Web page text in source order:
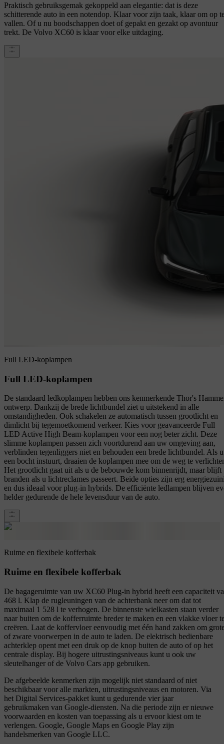
Praktisch gebruiksgemak gekoppeld aan elegantie: dat is deze
schitterende auto in een notendop. Klaar voor zijn taak, klaar om op
vallen. Of u nu boodschappen doet of gepakt en gezakt op avontuur
trekt. De Volvo XC60 is klaar voor elke uitdaging.
Full LED-koplampen
Full LED-koplampen
De standaard ledkoplampen hebben ons kenmerkende Thor's
ontwerp. Dankzij de brede lichtbundel ziet u uitstekend in alle
omstandigheden. Ook schakelen ze automatisch tussen grootlicht en
dimlicht bij tegemoetkomend verkeer. Kies voor geavanceerde Full
LED Active High Beam-koplampen voor een nog beter zicht. Deze
slimme koplampen passen zich voortdurend aan uw omgeving aan,
verblinden tegenliggers niet en behouden een brede lichtbundel. Als u
een bocht instuurt, draaien de koplampen mee om de weg te
Het grootlicht gaat uit als u de bebouwde kom binnenrijdt, maar blijft
branden als u lichtreclames passeert. Beide opties zijn erg
en dus ideaal voor plug-in hybrids. De efficiënte ledlampen blijven
helder gedurende de hele levensduur van de auto.
Ruime en flexibele kofferbak
Ruime en flexibele kofferbak
De bagageruimte van uw XC60 Plug-in hybrid heeft een capaciteit
468 l. Klap de rugleuningen van de achterbank neer om dat tot
maximaal 1 528 l te verhogen. De binnenste wielkasten staan verder
naar buiten om de kofferruimte breder te maken en een vlakke vloer
creëren. Laat de koffervloer eenvoudig met één hand zakken om
of zware voorwerpen in de auto te laden. De elektrisch bedienbare
achterklep opent met een druk op de knop buiten de auto of op het
centrale display. Bij hogere uitrustingsniveaus kunt u ook uw
sleutelhanger of de Volvo Cars app gebruiken.
De afgebeelde kenmerken zijn mogelijk niet standaard of niet
beschikbaar voor alle markten, uitrustingsniveaus en motoren. Via
het Digital Services-pakket kunt u gedurende vier jaar
gebruikmaken van Google-diensten. Na die periode zijn er nieuwe
voorwaarden en kosten van toepassing als u ervoor kiest om te
verlengen. Google, Google Maps en Google Play zijn
handelsmerken van Google LLC.